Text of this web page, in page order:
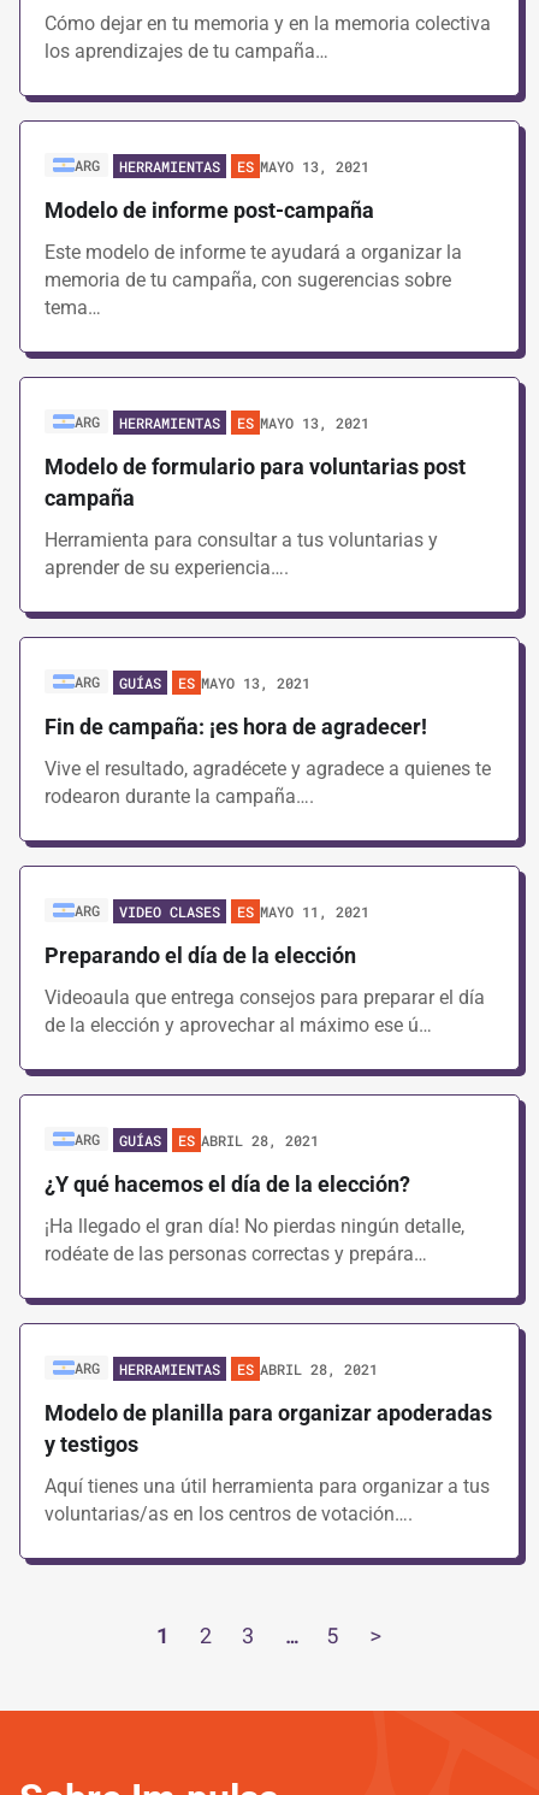
Cómo dejar en tu memoria y en la memoria colectiva
los aprendizajes de tu campaña…
ARG HERRAMIENTAS ES MAYO 13, 2021
Modelo de informe post-campaña
Este modelo de informe te ayudará a organizar la
memoria de tu campaña, con sugerencias sobre
tema…
ARG HERRAMIENTAS ES MAYO 13, 2021
Modelo de formulario para voluntarias post
campaña
Herramienta para consultar a tus voluntarias y
aprender de su experiencia….
ARG GUÍAS ES MAYO 13, 2021
Fin de campaña: ¡es hora de agradecer!
Vive el resultado, agradécete y agradece a quienes te
rodearon durante la campaña….
ARG VIDEO CLASES ES MAYO 11, 2021
Preparando el día de la elección
Videoaula que entrega consejos para preparar el día
de la elección y aprovechar al máximo ese ú…
ARG GUÍAS ES ABRIL 28, 2021
¿Y qué hacemos el día de la elección?
¡Ha llegado el gran día! No pierdas ningún detalle,
rodéate de las personas correctas y prepára…
ARG HERRAMIENTAS ES ABRIL 28, 2021
Modelo de planilla para organizar apoderadas
y testigos
Aquí tienes una útil herramienta para organizar a tus
voluntarias/as en los centros de votación….
1 2 3 … 5 >